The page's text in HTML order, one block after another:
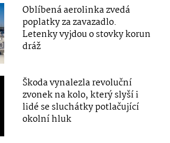
Oblíbená aerolinka zvedá
poplatky za zavazadlo.
Letenky vyjdou o stovky korun
dráž
Škoda vynalezla revoluční
zvonek na kolo, který slyší i
lidé se sluchátky potlačující
okolní hluk